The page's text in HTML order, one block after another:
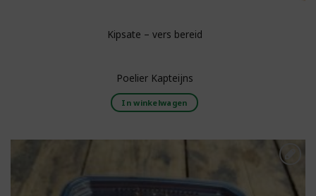
Kipsate – vers bereid
Poelier Kapteijns
In winkelwagen
Toevoegen aan
boodschappenlijst